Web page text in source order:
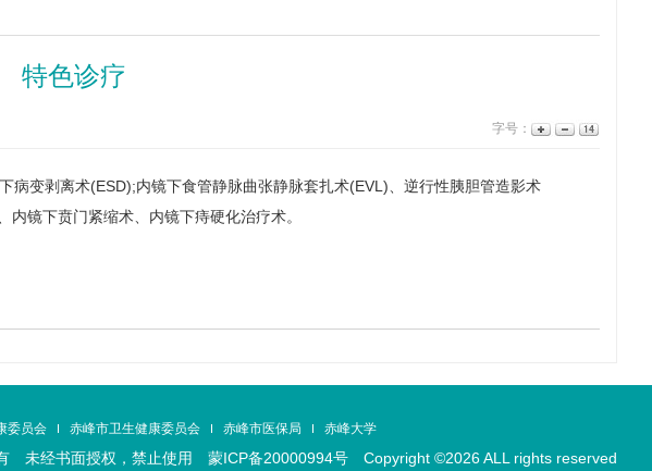
特色诊疗
字号：
变剥离术(ESD);内镜下食管静脉曲张静脉套扎术(EVL)、逆行性胰胆管造影术
镜下贲门紧缩术、内镜下痔硬化治疗术。
委员会 赤峰市卫生健康委员会 赤峰市医保局 赤峰大学
未经书面授权，禁止使用 蒙ICP备20000994号 Copyright ©2026 ALL rights reserved